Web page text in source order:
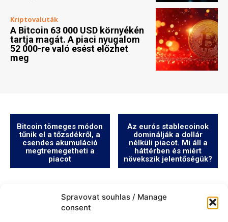
Spravovat souhlas / Manage
consent
Kriptovaluták
A Bitcoin 63 000 USD környékén
tartja magát. A piaci nyugalom
52 000-re való esést előzhet
meg
Bitcoin tömeges módon
tűnik el a tőzsdékről, a
csendes akumuláció
megtremegetheti a
piacot
Az eurós stablecoinok
dominálják a dollár
nélküli piacot. Mi áll a
háttérben és miért
növekszik jelentőségük?